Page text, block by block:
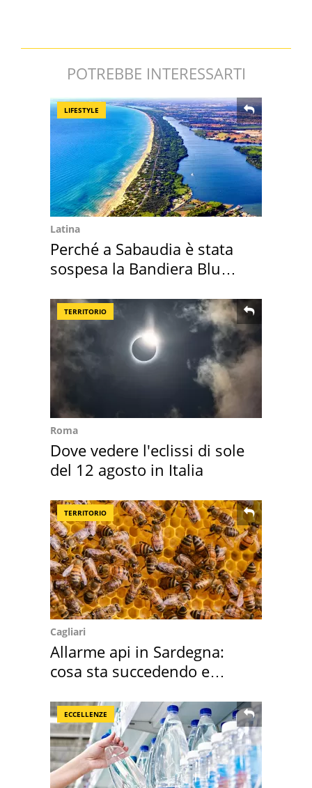
POTREBBE INTERESSARTI
LIFESTYLE
Latina
Perché a Sabaudia è stata
sospesa la Bandiera Blu
TERRITORIO
Roma
Dove vedere l'eclissi di sole
del 12 agosto in Italia
TERRITORIO
Cagliari
Allarme api in Sardegna:
cosa sta succedendo e
ECCELLENZE